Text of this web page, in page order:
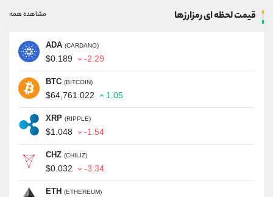
قیمت لحظه ای رمزارزها مشاهده همه
ADA (CARDANO)
$0.189 -2.29
BTC (BITCOIN)
$64,761.022 1.05
XRP (RIPPLE)
$1.048 -1.54
CHZ (CHILIZ)
$0.032 -3.34
ETH (ETHEREUM)